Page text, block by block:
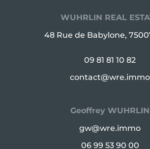
WUHRLIN REAL
48 Rue de Babylone,
09 81 81 10 82
contact@wre.immo
Geoffrey WUHRLIN
gw@wre.immo
06 99 53 90 00